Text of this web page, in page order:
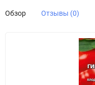
Обзор Отзывы (0)